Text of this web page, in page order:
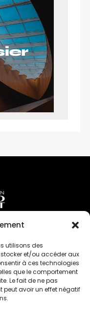
utilisons des
et/ou accéder aux
à ces technologies
que le comportement
Le fait de ne pas
peut avoir un effet négatif
Nous joindre